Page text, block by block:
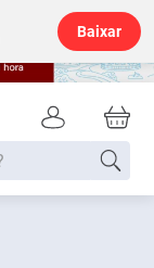
Baixar